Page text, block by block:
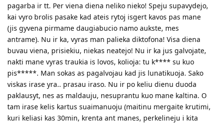
pagarba ir tt. Per viena diena neliko nieko! Speju supavydejo,
kai vyro brolis pasake kad ateis rytoj isgert kavos pas mane
(jis gyvena pirmame daugiabucio namo aukste, mes
antrame). Nu ir ka, vyras man palieka diktofona! Visa diena
buvau viena, prisiekiu, niekas neatejo! Nu ir ka jus galvojate,
nakti mane vyras traukia is lovos, kolioja: tu k**** su kuo
pis*****. Man sokas as pagalvojau kad jis lunatikuoja. Sako
viskas irase yra.. prasau iraso. Nu ir po keliu dienu duoda
paklausyt, nes as maldauju, nesuprantu kuo mane kaltina. O
tam irase kelis kartus suaimanuoju (maitinu mergaite krutimi,
kuri keliasi kas 30min, krenta ant manes, perkelineju i kita